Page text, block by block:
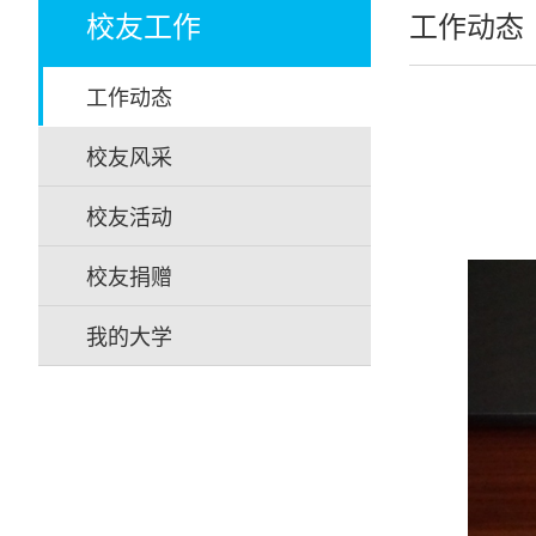
校友工作
工作动态
校友风采
校友活动
校友捐赠
我的大学
工作动态